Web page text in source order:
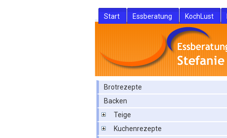
Start Essberatung KochLust
Brotrezepte
Backen
Teige
Kuchenrezepte